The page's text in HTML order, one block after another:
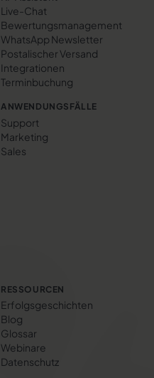
Live-Chat
Bewertungs­management
WhatsApp Newsletter
Postalischer Versand
Integrationen
Terminbuchung
ANWENDUNGSFÄLLE
Support
Marketing
Sales
RESSOURCEN
Erfolgs­geschichten
Blog
Glossar
Webinare
Datenschutz